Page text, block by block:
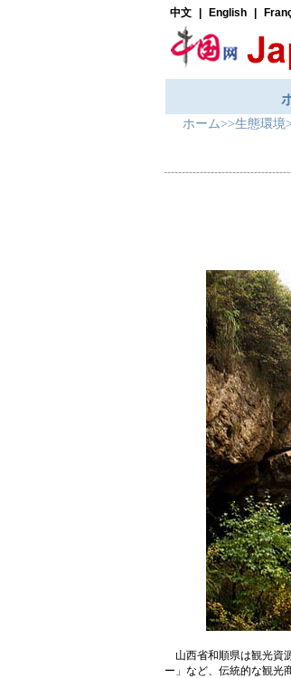
ホーム>>生態環境
山西省和順県は観光資
ー」など、伝統的な観光